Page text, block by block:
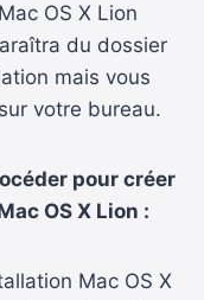
OS X Lion
du dossier
mais vous
votre bureau.
pour créer
OS X Lion :
Mac OS X